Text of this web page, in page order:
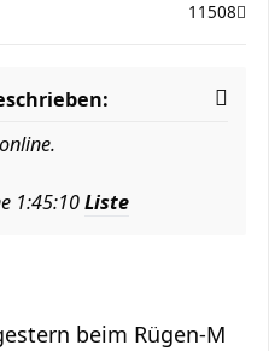
11508
1:45:10Liste
beim Rügen-M